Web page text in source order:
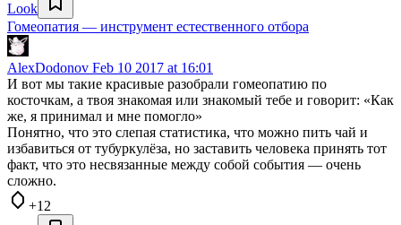
Look
Гомеопатия — инструмент естественного отбора
AlexDodonov Feb 10 2017 at 16:01
И вот мы такие красивые разобрали гомеопатию по
косточкам, а твоя знакомая или знакомый тебе и говорит: «Как
же, я принимал и мне помогло»
Понятно, что это слепая статистика, что можно пить чай и
избавиться от тубуркулёза, но заставить человека принять тот
факт, что это несвязанные между собой события — очень
сложно.
+12